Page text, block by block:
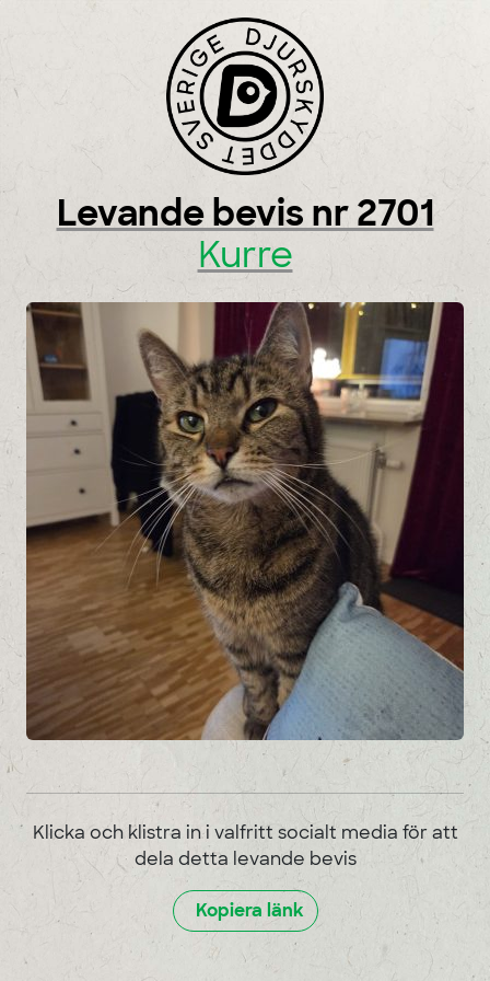
Skip to content
Levande bevis nr 2701
Kurre
Klicka och klistra in i valfritt socialt media för att
dela detta levande bevis
Kopiera länk